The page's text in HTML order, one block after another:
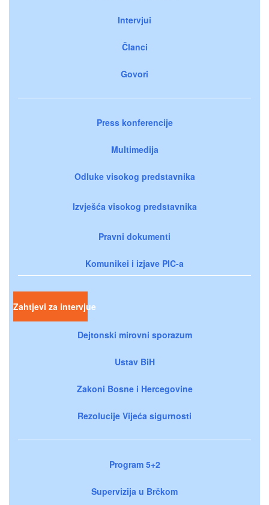
Intervjui
Članci
Govori
Press konferencije
Multimedija
Odluke visokog predstavnika
Izvješća visokog predstavnika
Pravni dokumenti
Komunikei i izjave PIC-a
Zahtjevi za intervjue
Dejtonski mirovni sporazum
Ustav BiH
Zakoni Bosne i Hercegovine
Rezolucije Vijeća sigurnosti
Program 5+2
Supervizija u Brčkom